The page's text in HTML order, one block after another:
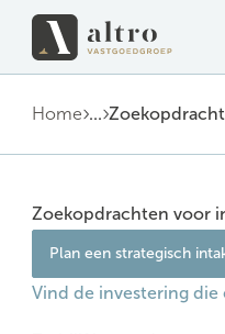
Home ...
Zoekopdrachten voor
Plan een strategisch
Vind de investering die